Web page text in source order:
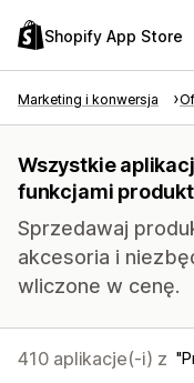
Shopify App Store
Marketing i konwersja
Wszystkie
funkcjami
Sprzedawaj
akcesoria i
wliczone w cenę.
410 aplikacje(-i) z